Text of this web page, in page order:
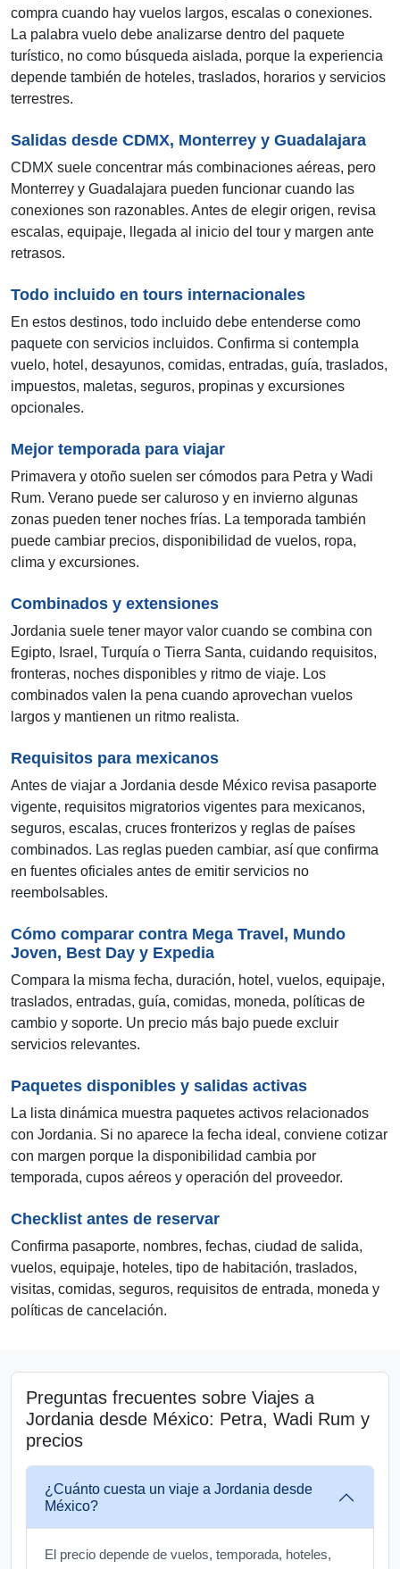
compra cuando hay vuelos largos, escalas o conexiones.
La palabra vuelo debe analizarse dentro del paquete
turístico, no como búsqueda aislada, porque la experiencia
depende también de hoteles, traslados, horarios y servicios
terrestres.
Salidas desde CDMX, Monterrey y Guadalajara
CDMX suele concentrar más combinaciones aéreas, pero
Monterrey y Guadalajara pueden funcionar cuando las
conexiones son razonables. Antes de elegir origen, revisa
escalas, equipaje, llegada al inicio del tour y margen ante
retrasos.
Todo incluido en tours internacionales
En estos destinos, todo incluido debe entenderse como
paquete con servicios incluidos. Confirma si contempla
vuelo, hotel, desayunos, comidas, entradas, guía, traslados,
impuestos, maletas, seguros, propinas y excursiones
opcionales.
Mejor temporada para viajar
Primavera y otoño suelen ser cómodos para Petra y Wadi
Rum. Verano puede ser caluroso y en invierno algunas
zonas pueden tener noches frías. La temporada también
puede cambiar precios, disponibilidad de vuelos, ropa,
clima y excursiones.
Combinados y extensiones
Jordania suele tener mayor valor cuando se combina con
Egipto, Israel, Turquía o Tierra Santa, cuidando requisitos,
fronteras, noches disponibles y ritmo de viaje. Los
combinados valen la pena cuando aprovechan vuelos
largos y mantienen un ritmo realista.
Requisitos para mexicanos
Antes de viajar a Jordania desde México revisa pasaporte
vigente, requisitos migratorios vigentes para mexicanos,
seguros, escalas, cruces fronterizos y reglas de países
combinados. Las reglas pueden cambiar, así que confirma
en fuentes oficiales antes de emitir servicios no
reembolsables.
Cómo comparar contra Mega Travel, Mundo
Joven, Best Day y Expedia
Compara la misma fecha, duración, hotel, vuelos, equipaje,
traslados, entradas, guía, comidas, moneda, políticas de
cambio y soporte. Un precio más bajo puede excluir
servicios relevantes.
Paquetes disponibles y salidas activas
La lista dinámica muestra paquetes activos relacionados
con Jordania. Si no aparece la fecha ideal, conviene cotizar
con margen porque la disponibilidad cambia por
temporada, cupos aéreos y operación del proveedor.
Checklist antes de reservar
Confirma pasaporte, nombres, fechas, ciudad de salida,
vuelos, equipaje, hoteles, tipo de habitación, traslados,
visitas, comidas, seguros, requisitos de entrada, moneda y
políticas de cancelación.
Preguntas frecuentes sobre Viajes a
Jordania desde México: Petra, Wadi Rum y
precios
¿Cuánto cuesta un viaje a Jordania desde
México?
El precio depende de vuelos, temporada, hoteles,